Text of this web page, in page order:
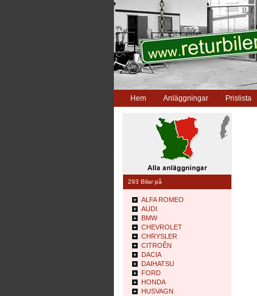
Hem Anläggningar Prislista
293 Bilar på
ALFA ROMEO
AUDI
BMW
CHEVROLET
CHRYSLER
CITROÊN
DACIA
DAIHATSU
FORD
HONDA
HUSVAGN